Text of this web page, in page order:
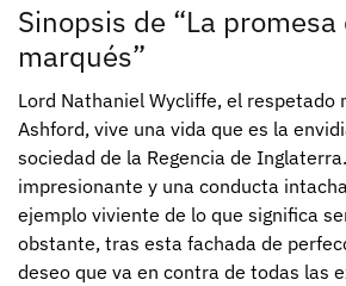
Sinopsis de “La promesa
marqués”
Lord Nathaniel Wycliffe, el respetado
Ashford, vive una vida que es la
sociedad de la Regencia de
impresionante y una conducta
ejemplo viviente de lo que significa
obstante, tras esta fachada de
deseo que va en contra de todas las